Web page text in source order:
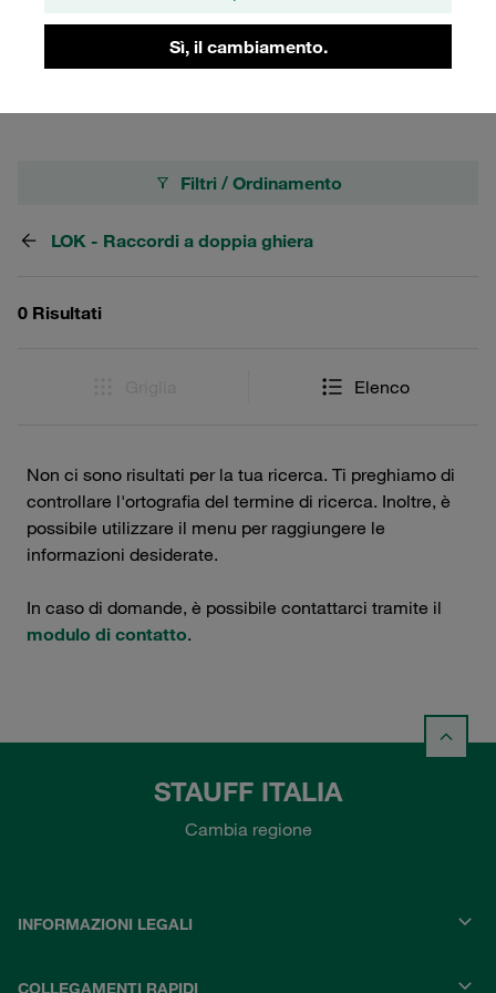
Sì, il cambiamento.
strumentazione e assicurati prestazioni eccellenti e una
lunga vita utile del sistema.
Filtri / Ordinamento
LOK - Raccordi a doppia ghiera
0 Risultati
Elenco
Non ci sono risultati per la tua ricerca. Ti preghiamo di
controllare l'ortografia del termine di ricerca. Inoltre, è
possibile utilizzare il menu per raggiungere le
informazioni desiderate.
In caso di domande, è possibile contattarci tramite il
modulo di contatto.
STAUFF ITALIA
Cambia regione
INFORMAZIONI LEGALI
COLLEGAMENTI RAPIDI